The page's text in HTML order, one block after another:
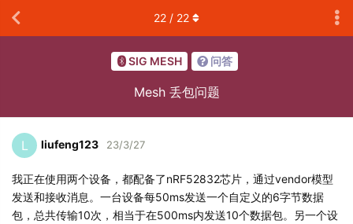
SIG MESH 问答
Mesh 丢包问题
22 / 22
L liufeng123 23/3/27
我正在使用两个设备，都配备了nRF52832芯片，通过vendor模型
发送和接收消息。一台设备每50ms发送一个自定义的6字节数据
包，总共传输10次，相当于在500ms内发送10个数据包。另一个设